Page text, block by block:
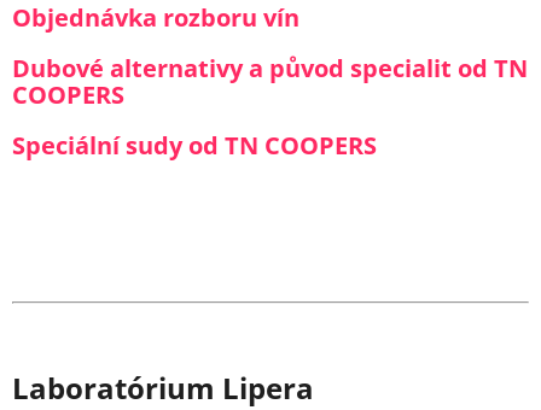
Objednávka rozboru vín
Dubové alternativy a původ specialit od TN
COOPERS
Speciální sudy od TN COOPERS
Laboratórium Lipera